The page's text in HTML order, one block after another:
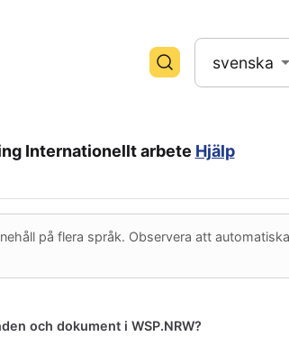
svenska
Internationellt arbete Hjälp
på flera språk. Observera att
och dokument i WSP.NRW?